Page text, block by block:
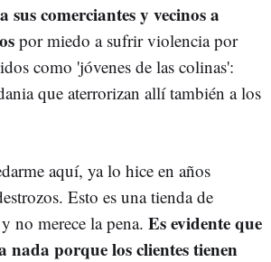
sus comerciantes y vecinos a
por miedo a sufrir violencia por
como 'jóvenes de las colinas':
que aterrorizan allí también a los
aquí, ya lo hice en años
Esto es una tienda de
no merece la pena. Es evidente que
nada porque los clientes tienen